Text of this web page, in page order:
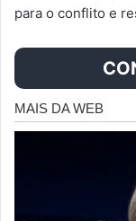
para o conflito e